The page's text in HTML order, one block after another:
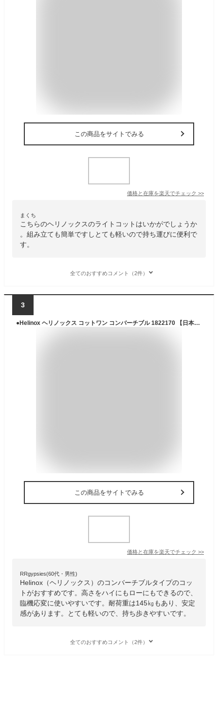
この商品をサイトでみる
価格と在庫を楽天でチェック >>
まくち
こちらのヘリノックスのライトコットはいかがでしょうか
。組み立ても簡単ですしとても軽いので持ち運びに便利で
す。
全てのおすすめコメント（2件）
3
●Helinox ヘリノックス コットワン コンバーチブル 1822170 【日本正規品/アウトドア/キャンプ/バーベキュー/釣り/寝具/ベッド】
この商品をサイトでみる
価格と在庫を楽天でチェック >>
RRgypsies(60代・男性)
Helinox（ヘリノックス）のコンバーチブルタイプのコッ
トがおすすめです。高さをハイにもローにもできるので、
臨機応変に使いやすいです。耐荷重は145㎏もあり、安定
感があります。とても軽いので、持ち歩きやすいです。
全てのおすすめコメント（2件）